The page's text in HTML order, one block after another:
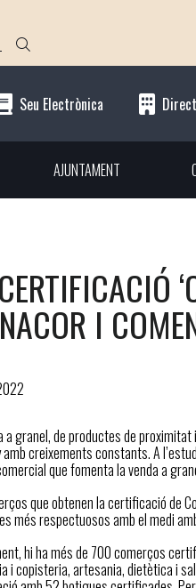
Seu Electrònica
AJUNTAMENT
I
a granel, de productes de
creixements constants. A
que fomenta la venda a
que obtenen la certificació de
més respectuosos amb el medi
hi ha més de 700 comerços
i copisteria, artesania, dietètica i